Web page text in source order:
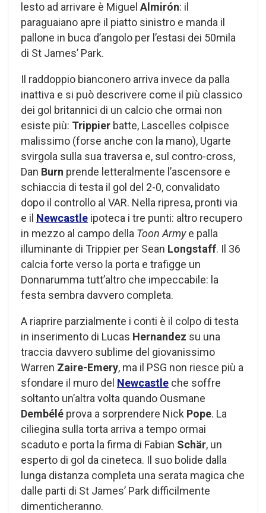
lesto ad arrivare è Miguel Almirón: il
paraguaiano apre il piatto sinistro e manda il
pallone in buca d’angolo per l’estasi dei 50mila
di St James’ Park.
Il raddoppio bianconero arriva invece da palla
inattiva e si può descrivere come il più classico
dei gol britannici di un calcio che ormai non
esiste più: Trippier batte, Lascelles colpisce
malissimo (forse anche con la mano), Ugarte
svirgola sulla sua traversa e, sul contro-cross,
Dan Burn prende letteralmente l’ascensore e
schiaccia di testa il gol del 2-0, convalidato
dopo il controllo al VAR. Nella ripresa, pronti via
e il Newcastle ipoteca i tre punti: altro recupero
in mezzo al campo della Toon Armye palla
illuminante di Trippier per Sean Longstaff. Il 36
calcia forte verso la porta e trafigge un
Donnarumma tutt’altro che impeccabile: la
festa sembra davvero completa.
A riaprire parzialmente i conti è il colpo di testa
in inserimento di Lucas Hernandez su una
traccia davvero sublime del giovanissimo
Warren Zaire-Emery, ma il PSG non riesce più a
sfondare il muro del Newcastle che soffre
soltanto un’altra volta quando Ousmane
Dembélé prova a sorprendere Nick Pope. La
ciliegina sulla torta arriva a tempo ormai
scaduto e porta la firma di Fabian Schär, un
esperto di gol da cineteca. Il suo bolide dalla
lunga distanza completa una serata magica che
dalle parti di St James’ Park difficilmente
dimenticheranno.